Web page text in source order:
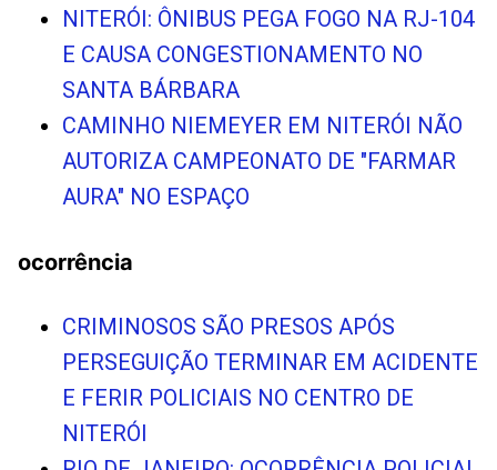
NITERÓI: ÔNIBUS PEGA FOGO NA RJ-104
E CAUSA CONGESTIONAMENTO NO
SANTA BÁRBARA
CAMINHO NIEMEYER EM NITERÓI NÃO
AUTORIZA CAMPEONATO DE "FARMAR
AURA" NO ESPAÇO
ocorrência
CRIMINOSOS SÃO PRESOS APÓS
PERSEGUIÇÃO TERMINAR EM ACIDENTE
E FERIR POLICIAIS NO CENTRO DE
NITERÓI